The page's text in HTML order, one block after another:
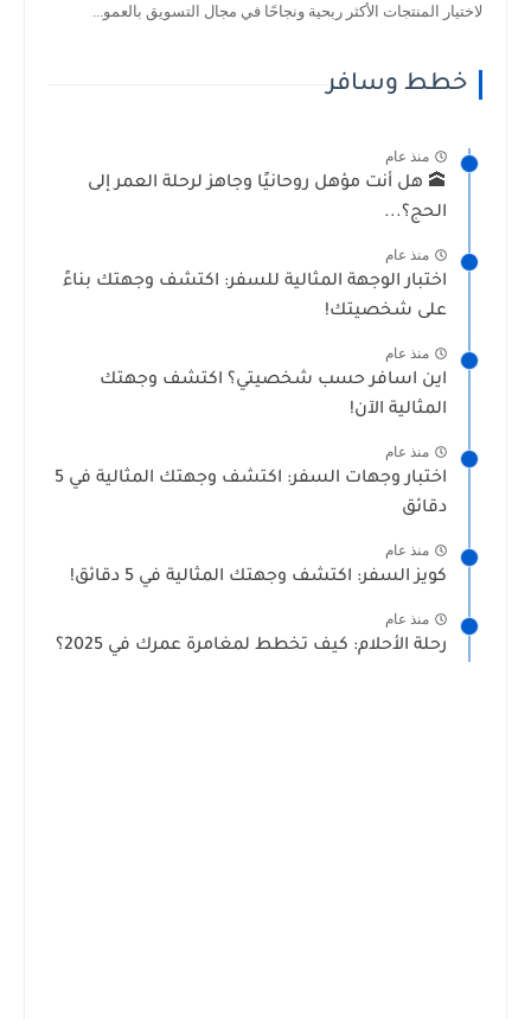
لاختيار المنتجات الأكثر ربحية ونجاحًا في مجال التسويق بالعمو...
خطط وسافر
منذ عام
🕋 هل أنت مؤهل روحانيًا وجاهز لرحلة العمر إلى
الحج؟...
منذ عام
اختبار الوجهة المثالية للسفر: اكتشف وجهتك بناءً
على شخصيتك!
منذ عام
اين اسافر حسب شخصيتي؟ اكتشف وجهتك
المثالية الآن!
منذ عام
اختبار وجهات السفر: اكتشف وجهتك المثالية في 5
دقائق
منذ عام
كويز السفر: اكتشف وجهتك المثالية في 5 دقائق!
منذ عام
رحلة الأحلام: كيف تخطط لمغامرة عمرك في 2025؟